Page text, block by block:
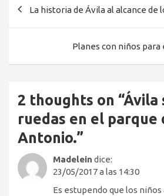
La historia de Ávila al alcance de
Planes con niños para
2 thoughts on “Ávila
ruedas en el parque
Antonio.”
Madelein dice:
23/05/2017 a las 14:30
Es estupendo que los